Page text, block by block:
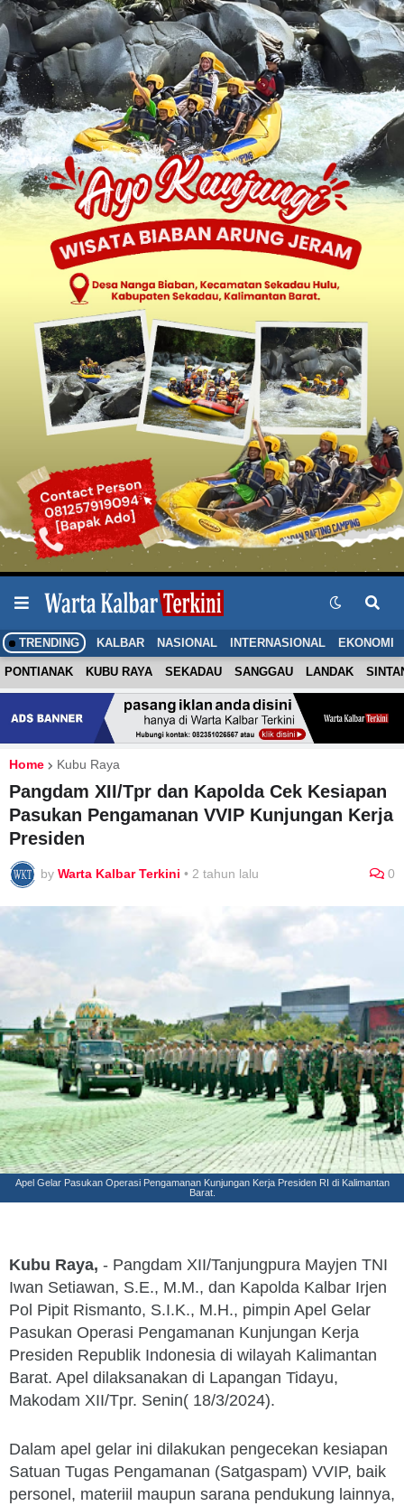
TRENDING KALBAR NASIONAL INTERNASIONAL EKONOMI
PONTIANAK KUBU RAYA SEKADAU SANGGAU LANDAK
Home Kubu Raya
Pangdam XII/Tpr dan Kapolda Cek Kesiapan
Pasukan Pengamanan VVIP Kunjungan Kerja
Presiden
by Warta Kalbar Terkini • 2 tahun lalu 0
Apel Gelar Pasukan Operasi Pengamanan Kunjungan Kerja Presiden RI di Kalimantan
Barat.
Kubu Raya, - Pangdam XII/Tanjungpura Mayjen TNI
Iwan Setiawan, S.E., M.M., dan Kapolda Kalbar Irjen
Pol Pipit Rismanto, S.I.K., M.H., pimpin Apel Gelar
Pasukan Operasi Pengamanan Kunjungan Kerja
Presiden Republik Indonesia di wilayah Kalimantan
Barat. Apel dilaksanakan di Lapangan Tidayu,
Makodam XII/Tpr. Senin( 18/3/2024).
Dalam apel gelar ini dilakukan pengecekan kesiapan
Satuan Tugas Pengamanan (Satgaspam) VVIP, baik
personel, materiil maupun sarana pendukung lainnya,